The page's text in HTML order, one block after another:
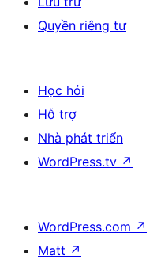
Quyền riêng tư
Học hỏi
Hỗ trợ
Nhà phát triển
WordPress.tv ↗
WordPress.com ↗
Matt ↗